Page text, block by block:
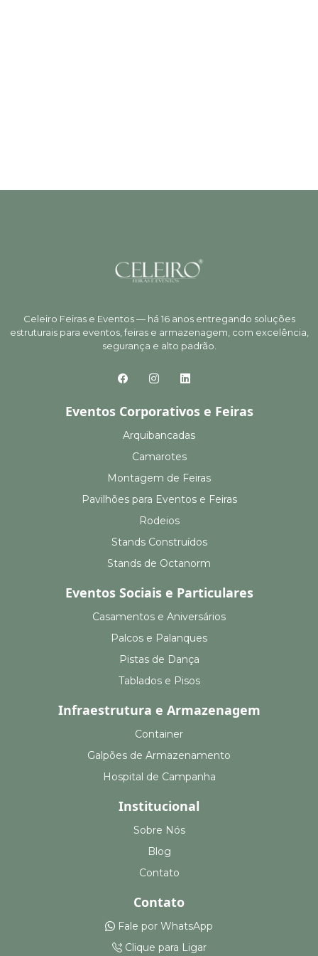
Celeiro Feiras e Eventos — há 16 anos entregando soluções
estruturais para eventos, feiras e armazenagem, com excelência,
segurança e alto padrão.
Eventos Corporativos e Feiras
Arquibancadas
Camarotes
Montagem de Feiras
Pavilhões para Eventos e Feiras
Rodeios
Stands Construídos
Stands de Octanorm
Eventos Sociais e Particulares
Casamentos e Aniversários
Palcos e Palanques
Pistas de Dança
Tablados e Pisos
Infraestrutura e Armazenagem
Container
Galpões de Armazenamento
Hospital de Campanha
Institucional
Sobre Nós
Blog
Contato
Contato
Fale por WhatsApp
Clique para Ligar